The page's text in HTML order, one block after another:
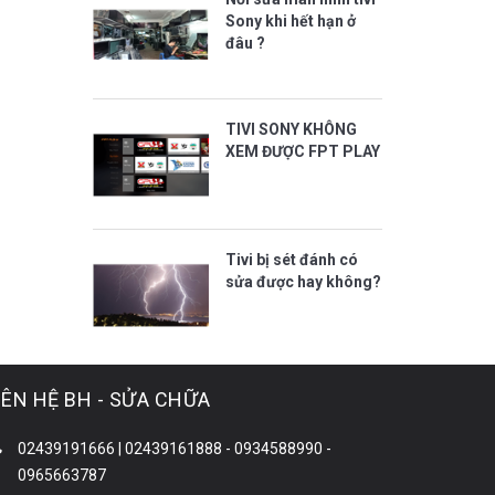
Sony khi hết hạn ở
đâu ?
TIVI SONY KHÔNG
XEM ĐƯỢC FPT PLAY
Tivi bị sét đánh có
sửa được hay không?
HỆ BH - SỬA CHỮA
02439191666 | 02439161888 - 0934588990 -
0965663787